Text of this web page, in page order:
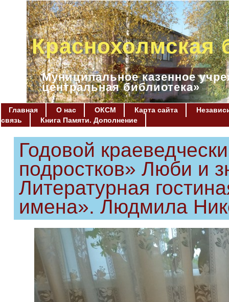
Краснохолмская
Муниципальное казенное
центральная библиотека»
Главная О нас ОКСМ Карта сайта
связь
Книга Памяти. Дополнение
Годовой
подростков» Люби и
Литературная
имена». Людмила